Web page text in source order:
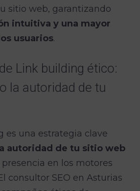
sitio web, garantizando
intuitiva y una mayor
usuarios.
Link building ético:
la autoridad de tu
es una estrategia clave
autoridad de tu sitio web
en los motores
consultor SEO en Asturias